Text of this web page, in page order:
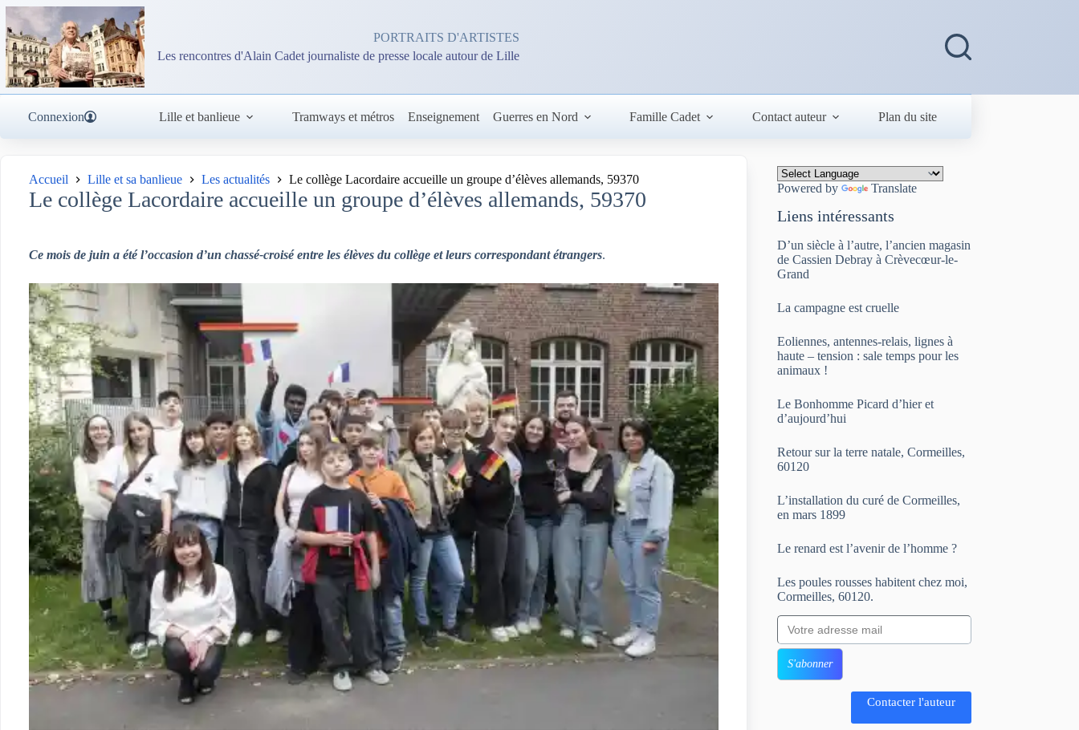
Passer
contenu
PORTRAITS D'ARTISTES
Les rencontres d'Alain Cadet journaliste de presse locale autour de Lille
Connexion Lille et banlieue Tramways et métros Enseignement Guerres en Nord Famille Cadet Contact auteur Plan du site
Accueil Lille et sa banlieue Les actualités Le collège Lacordaire accueille un groupe d’élèves allemands, 59370
Le collège Lacordaire accueille un groupe d’élèves allemands, 59370
Ce mois de juin a été l’occasion d’un chassé-croisé entre les élèves du collège et leurs correspondant étrangers.
Powered by Translate
Liens intéressants
D’un siècle à l’autre, l’ancien magasin
de Cassien Debray à Crèvecœur-le-
Grand
La campagne est cruelle
Eoliennes, antennes-relais, lignes à
haute – tension : sale temps pour les
animaux !
Le Bonhomme Picard d’hier et
d’aujourd’hui
Retour sur la terre natale, Cormeilles,
60120
L’installation du curé de Cormeilles,
en mars 1899
Le renard est l’avenir de l’homme ?
Les poules rousses habitent chez moi,
Cormeilles, 60120.
Votre adresse mail
S'abonner
Contacter l'auteur